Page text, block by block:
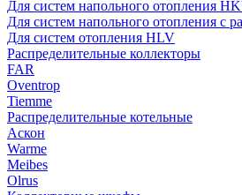
Для систем напольного отопления
Для систем напольного отопления с
Для систем отопления HLV
Распределительные коллекторы
FAR
Oventrop
Tiemme
Распределительные котельные
Аскон
Warme
Meibes
Olrus